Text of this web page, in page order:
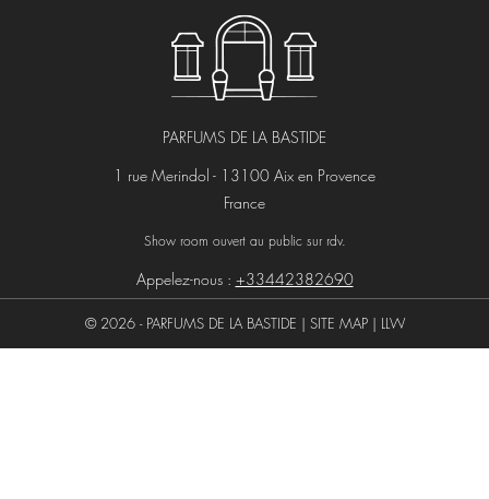
PARFUMS DE LA BASTIDE
1 rue Merindol - 13100 Aix en Provence
France
Show room ouvert au public sur rdv.
Appelez-nous : +33442382690
© 2026 - PARFUMS DE LA BASTIDE | SITE MAP| LLW